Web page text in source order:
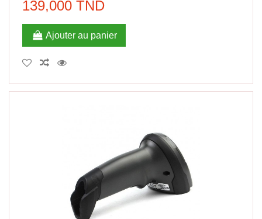
139,000 TND
Ajouter au panier